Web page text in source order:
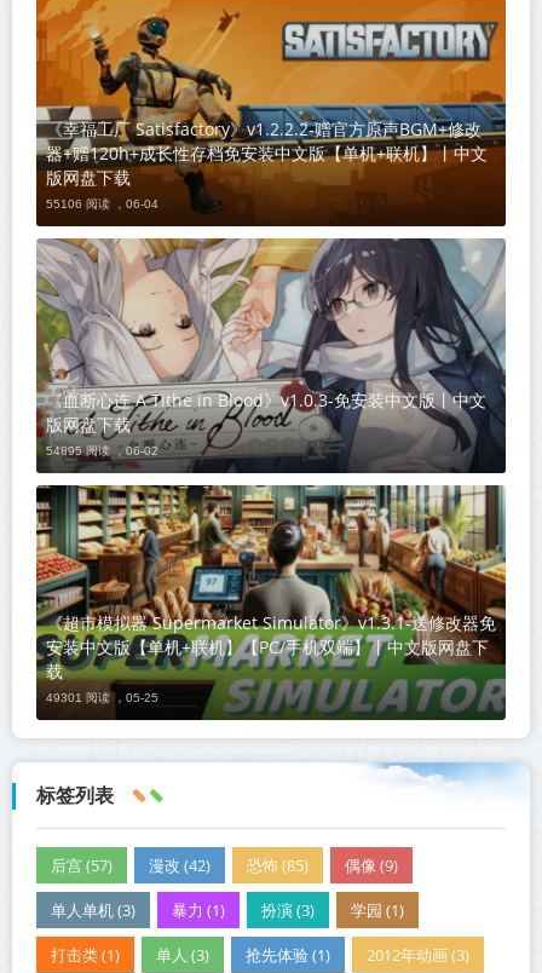
《幸福工厂 Satisfactory》v1.2.2.2-赠官方原声BGM+修改
器+赠120h+成长性存档免安装中文版【单机+联机】丨中文
版网盘下载
55106 阅读 ， 06-04
《血断心连 A Tithe in Blood》v1.0.3-免安装中文版丨中文
版网盘下载
54895 阅读 ， 06-02
《超市模拟器 Supermarket Simulator》v1.3.1-送修改器免
安装中文版【单机+联机】【PC/手机双端】丨中文版网盘下
载
49301 阅读 ， 05-25
标签列表
后宫 (57) 漫改 (42) 恐怖 (85) 偶像 (9)
单人单机 (3) 暴力 (1) 扮演 (3) 学园 (1)
打击类 (1) 单人 (3) 抢先体验 (1) 2012年动画 (3)